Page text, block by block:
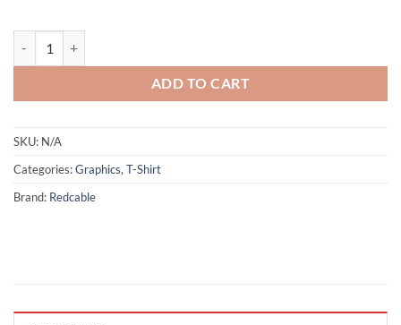
ADD TO CART
SKU: N/A
Categories:Graphics, T-Shirt
Brand: Redcable